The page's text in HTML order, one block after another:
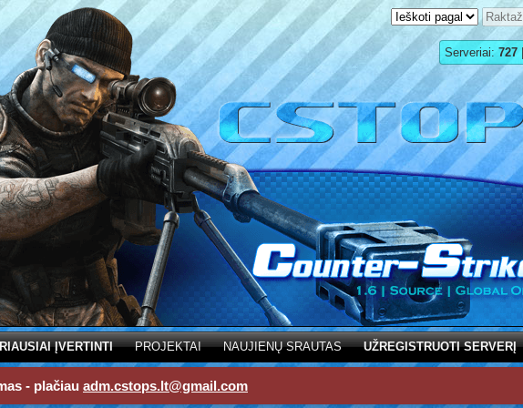
Serveriai: 727
ĮVERTINTI PROJEKTAI NAUJIENŲ SRAUTAS UŽREGISTRUOTI SERVERĮ
- plačiau adm.cstops.lt@gmail.com